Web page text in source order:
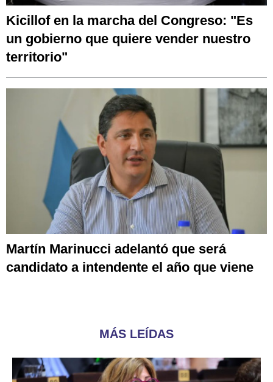
Kicillof en la marcha del Congreso: "Es
un gobierno que quiere vender nuestro
territorio"
Martín Marinucci adelantó que será
candidato a intendente el año que viene
MÁS LEÍDAS